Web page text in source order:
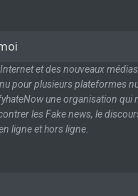
et des nouveaux
pour plusieurs plateformes
une organisation qui
les Fake news, le
ligne et hors ligne.